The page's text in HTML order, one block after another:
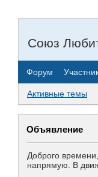
Союз
Форум
Активные темы
Объявление
Доброго
напрямую. В